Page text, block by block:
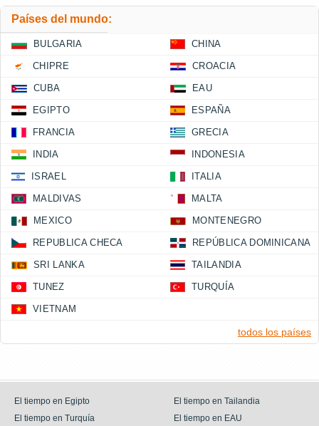
Países del mundo:
BULGARIA CHINA
CHIPRE CROACIA
CUBA EAU
EGIPTO ESPAÑA
FRANCIA GRECIA
INDIA INDONESIA
ISRAEL ITALIA
MALDIVAS MALTA
MEXICO MONTENEGRO
REPUBLICA CHECA REPÚBLICA DOMINICANA
SRI LANKA TAILANDIA
TUNEZ TURQUÍA
VIETNAM
todos los países
El tiempo en Egipto
El tiempo en Tailandia
El tiempo en Turquía
El tiempo en EAU